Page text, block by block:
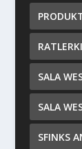
SALA
SALA
SFINKS